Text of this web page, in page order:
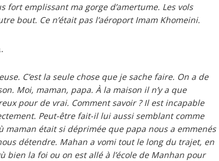
fort emplissant ma gorge d’amertume. Les vols
bout. Ce n’était pas l’aéroport Imam Khomeini.
C’est la seule chose que je sache faire. On a de
Moi, maman, papa. À la maison il n’y a que
pour de vrai. Comment savoir ? Il est incapable
Peut-être fait-il lui aussi semblant comme
maman était si déprimée que papa nous a emmenés
détendre. Mahan a vomi tout le long du trajet, en
bien la foi ou on est allé à l’école de Manhan pour